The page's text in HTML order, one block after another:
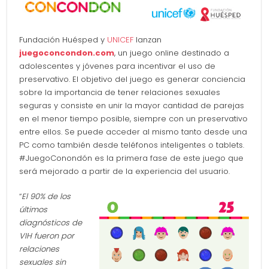
Fundación Huésped y UNICEF lanzan
juegoconcondon.com, un juego online destinado a
adolescentes y jóvenes para incentivar el uso de
preservativo. El objetivo del juego es generar conciencia
sobre la importancia de tener relaciones sexuales
seguras y consiste en unir la mayor cantidad de parejas
en el menor tiempo posible, siempre con un preservativo
entre ellos. Se puede acceder al mismo tanto desde una
PC como también desde teléfonos inteligentes o tablets.
#JuegoConondón es la primera fase de este juego que
será mejorado a partir de la experiencia del usuario.
“El 90% de los
últimos
diagnósticos de
VIH fueron por
relaciones
sexuales sin